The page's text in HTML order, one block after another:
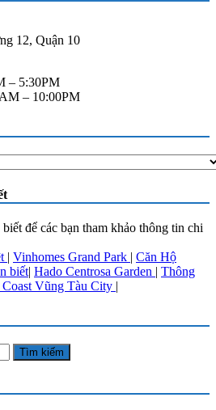
12, Quận 10
– 5:30PM
– 10:00PM
để các bạn tham khảo thông tin chi
| Vinhomes Grand Park | Căn Hộ
biết| Hado Centrosa Garden | Thông
Vũng Tàu City |